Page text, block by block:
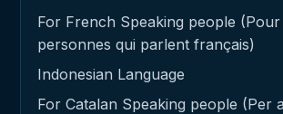
For French Speaking people (Pour
personnes qui parlent français)
Indonesian Language
For Catalan Speaking people (Per